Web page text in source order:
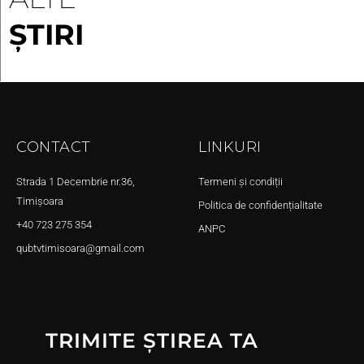
ȘTIRI
CONTACT
Strada 1 Decembrie nr.36,
Timișoara
+40 723 275 354
qubtvtimisoara@gmail.com
LINKURI
Termeni și condiții
Politica de confidențialitate
ANPC
TRIMITE ȘTIREA TA